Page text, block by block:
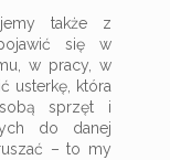
także z
się w
w pracy, w
usterkę, która
sprzęt i
do danej
– to my